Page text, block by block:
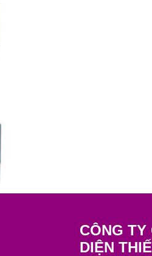
CÔNG
DIỆN